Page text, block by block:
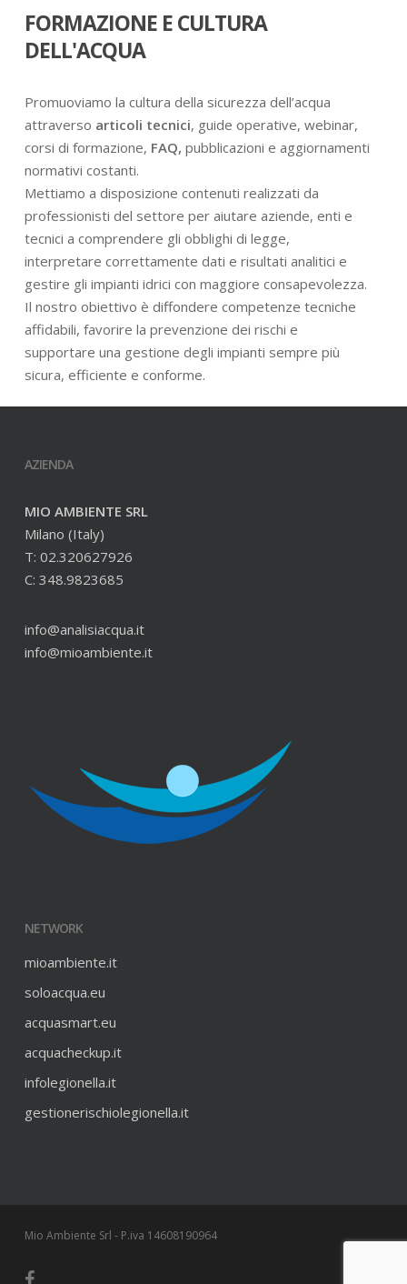
FORMAZIONE E CULTURA
DELL'ACQUA
Promuoviamo la cultura della sicurezza dell’acqua
attraverso articoli tecnici, guide operative, webinar,
corsi di formazione, FAQ, pubblicazioni e aggiornamenti
normativi costanti.
Mettiamo a disposizione contenuti realizzati da
professionisti del settore per aiutare aziende, enti e
tecnici a comprendere gli obblighi di legge,
interpretare correttamente dati e risultati analitici e
gestire gli impianti idrici con maggiore consapevolezza.
Il nostro obiettivo è diffondere competenze tecniche
affidabili, favorire la prevenzione dei rischi e
supportare una gestione degli impianti sempre più
sicura, efficiente e conforme.
AZIENDA
MIO AMBIENTE SRL
Milano (Italy)
T: 02.320627926
C: 348.9823685
info@analisiacqua.it
info@mioambiente.it
NETWORK
mioambiente.it
soloacqua.eu
acquasmart.eu
acquacheckup.it
infolegionella.it
gestionerischiolegionella.it
Mio Ambiente Srl - P.iva 14608190964
facebook